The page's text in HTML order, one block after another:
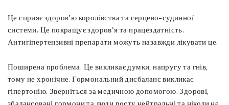
Це сприяє здоров'ю королівства та серцево-судинної
системи. Це покращує здоров'я та працездатність.
Антигіпертензивні препарати можуть назавжди лікувати це.
Поширена проблема. Це викликає думки, напругу та гнів,
тому не хронічне. Гормональний дисбаланс викликає
гіпертонію. Зверніться за медичною допомогою. Здорові,